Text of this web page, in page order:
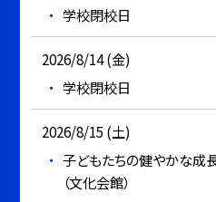
学校閉校日
2026/8/14 (金)
学校閉校日
2026/8/15 (土)
子どもたちの健やかな成
（文化会館）